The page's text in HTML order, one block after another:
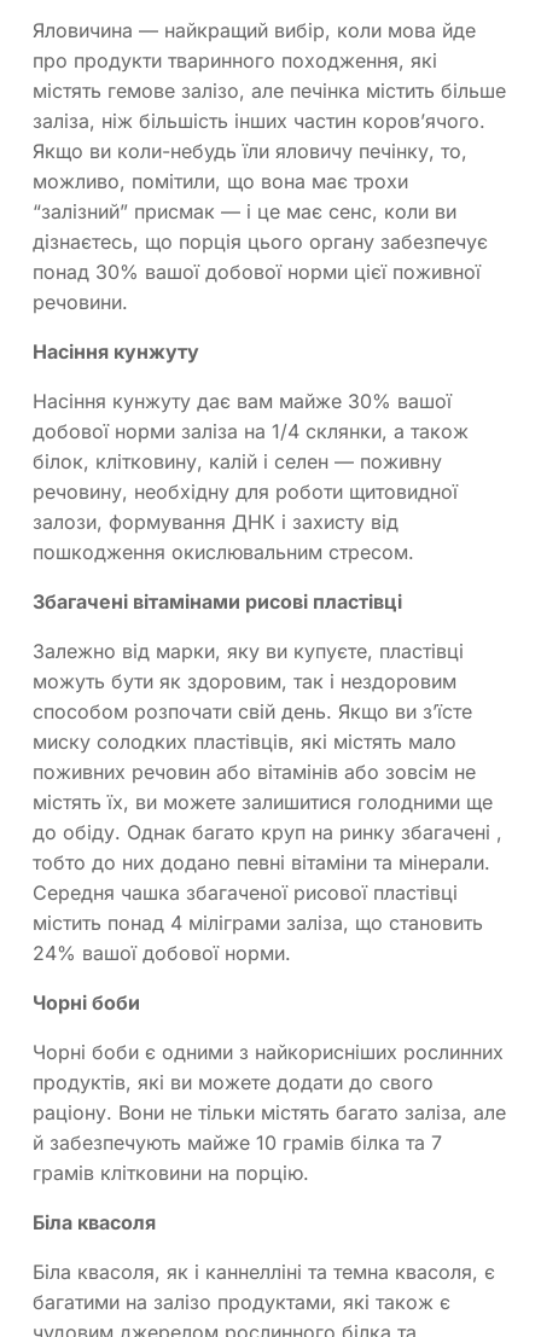
Яловичина — найкращий вибір, коли мова йде
про продукти тваринного походження, які
містять гемове залізо, але печінка містить більше
заліза, ніж більшість інших частин коров’ячого.
Якщо ви коли-небудь їли яловичу печінку, то,
можливо, помітили, що вона має трохи
“залізний” присмак — і це має сенс, коли ви
дізнаєтесь, що порція цього органу забезпечує
понад 30% вашої добової норми цієї поживної
речовини.
Насіння кунжуту
Насіння кунжуту дає вам майже 30% вашої
добової норми заліза на 1/4 склянки, а також
білок, клітковину, калій і селен — поживну
речовину, необхідну для роботи щитовидної
залози, формування ДНК і захисту від
пошкодження окислювальним стресом.
Збагачені вітамінами рисові пластівці
Залежно від марки, яку ви купуєте, пластівці
можуть бути як здоровим, так і нездоровим
способом розпочати свій день. Якщо ви з’їсте
миску солодких пластівців, які містять мало
поживних речовин або вітамінів або зовсім не
містять їх, ви можете залишитися голодними ще
до обіду. Однак багато круп на ринку збагачені ,
тобто до них додано певні вітаміни та мінерали.
Середня чашка збагаченої рисової пластівці
містить понад 4 міліграми заліза, що становить
24% вашої добової норми.
Чорні боби
Чорні боби є одними з найкорисніших рослинних
продуктів, які ви можете додати до свого
раціону. Вони не тільки містять багато заліза, але
й забезпечують майже 10 грамів білка та 7
грамів клітковини на порцію.
Біла квасоля
Біла квасоля, як і каннелліні та темна квасоля, є
багатими на залізо продуктами, які також є